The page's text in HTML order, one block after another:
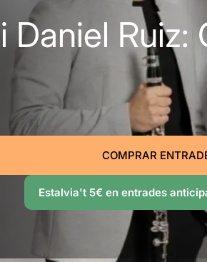
Daniel
COMPRAR
Estalvia't 5€ en entrades